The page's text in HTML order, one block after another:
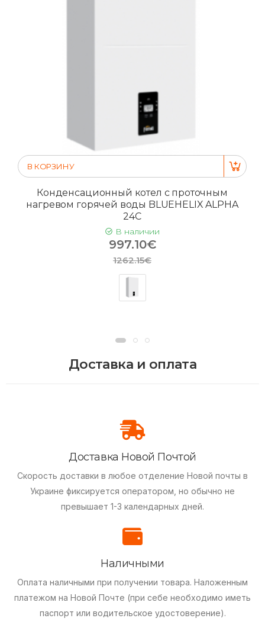
В КОРЗИНУ
Конденсационный котел с проточным
нагревом горячей воды BLUEHELIX ALPHA
24C
В наличии
997.10€
1262.15€
Доставка и оплата
Доставка Новой Почтой
Скорость доставки в любое отделение Новой почты в
Украине фиксируется оператором, но обычно не
превышает 1-3 календарных дней.
Наличными
Оплата наличными при получении товара. Наложенным
платежом на Новой Почте (при себе необходимо иметь
паспорт или водительское удостоверение).